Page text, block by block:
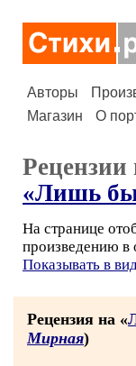
Авторы
Магазин
О
Рецензии
«Лишь
На странице
произведению в
Показывать в
Рецензия на «
Мирная)